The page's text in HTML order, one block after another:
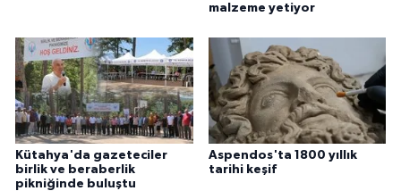
malzeme yetiyor
Kütahya'da gazeteciler
birlik ve beraberlik
pikniğinde buluştu
Aspendos'ta 1800 yıllık
tarihi keşif